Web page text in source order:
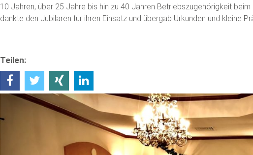
10 Jahren, über 25 Jahre bis hin zu 40 Jahren Betriebszugehörigkeit
dankte den Jubilaren für ihren Einsatz und übergab Urkunden und kleine
Teilen: